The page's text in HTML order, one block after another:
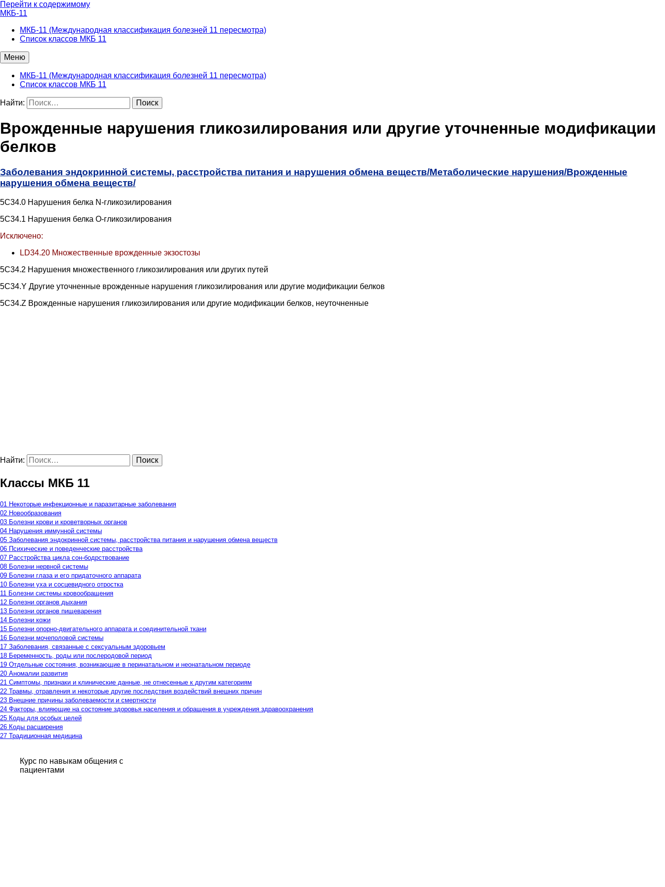
Перейти к содержимому
МКБ-11
МКБ-11 (Международная классификация болезней 11 пересмотра)
Список классов МКБ 11
Меню
МКБ-11 (Международная классификация болезней 11 пересмотра)
Список классов МКБ 11
Найти:
Врожденные нарушения гликозилирования или другие уточненные модификации
белков
Заболевания эндокринной системы, расстройства питания и нарушения обмена веществ/Метаболические нарушения/Врожденные
нарушения обмена веществ/
5C34.0 Нарушения белка N-гликозилирования
5C34.1 Нарушения белка O-гликозилирования
Исключено:
LD34.20 Множественные врожденные экзостозы
5C34.2 Нарушения множественного гликозилирования или других путей
5C34.Y Другие уточненные врожденные нарушения гликозилирования или другие модификации белков
5C34.Z Врожденные нарушения гликозилирования или другие модификации белков, неуточненные
Найти:
Классы МКБ 11
01 Некоторые инфекционные и паразитарные заболевания
02 Новообразования
03 Болезни крови и кроветворных органов
04 Нарушения иммунной системы
05 Заболевания эндокринной системы, расстройства питания и нарушения обмена веществ
06 Психические и поведенческие расстройства
07 Расстройства цикла сон-бодрствование
08 Болезни нервной системы
09 Болезни глаза и его придаточного аппарата
10 Болезни уха и сосцевидного отростка
11 Болезни системы кровообращения
12 Болезни органов дыхания
13 Болезни органов пищеварения
14 Болезни кожи
15 Болезни опорно-двигательного аппарата и соединительной ткани
16 Болезни мочеполовой системы
17 Заболевания, связанные с сексуальным здоровьем
18 Беременность, роды или послеродовой период
19 Отдельные состояния, возникающие в перинатальном и неонатальном периоде
20 Аномалии развития
21 Симптомы, признаки и клинические данные, не отнесенные к другим категориям
22 Травмы, отравления и некоторые другие последствия воздействий внешних причин
23 Внешние причины заболеваемости и смертности
24 Факторы, влияющие на состояние здоровья населения и обращения в учреждения здравоохранения
25 Коды для особых целей
26 Коды расширения
27 Традиционная медицина
Курс по навыкам общения с
пациентами